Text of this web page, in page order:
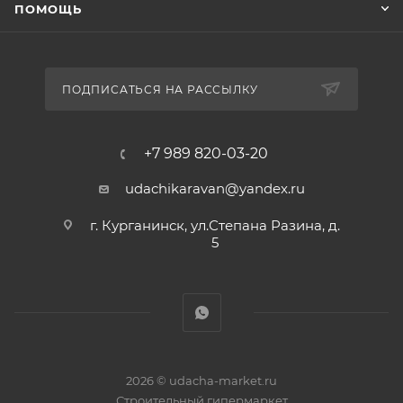
ПОМОЩЬ
ПОДПИСАТЬСЯ НА РАССЫЛКУ
+7 989 820-03-20
udachikaravan@yandex.ru
г. Курганинск, ул.Степана Разина, д.
5
2026 © udacha-market.ru